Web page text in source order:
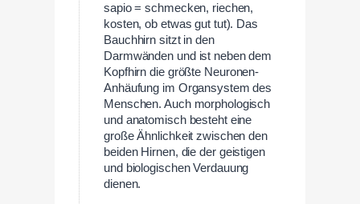
sapio = schmecken, riechen,
kosten, ob etwas gut tut). Das
Bauchhirn sitzt in den
Darmwänden und ist neben dem
Kopfhirn die größte Neuronen-
Anhäufung im Organsystem des
Menschen. Auch morphologisch
und anatomisch besteht eine
große Ähnlichkeit zwischen den
beiden Hirnen, die der geistigen
und biologischen Verdauung
dienen.